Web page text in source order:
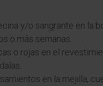
y/o sangrante en la
o más semanas.
o rojas en el
en la mejilla,